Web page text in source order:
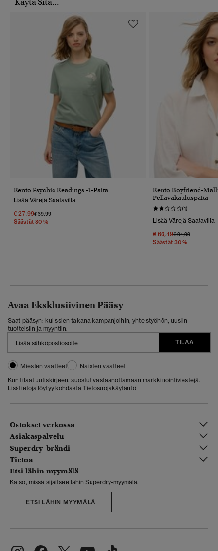
Käytä Sitä...
Rento Psychic Readings -T-Paita
Lisää Värejä Saatavilla
€ 27,99Hinta Alennettu Hinnasta
€ 39,99Hintaan
Säästät 30 %
Rento Boyfriend-
Pellavakauluspaita
(1)
Lisää Värejä Saatavilla
€ 66,49Hinta Alennettu
€ 94,99Hintaan
Säästät 30 %
Avaa Eksklusiivinen Pääsy
Saat pääsyn: kulissien takana kampanjoihin, yhteistyöhön, uusiin
tuotteisiin ja myyntiin.
TILAA
Miesten vaatteet
Naisten vaatteet
Kun tilaat uutiskirjeen, suostut vastaanottamaan markkinointiviestejä.
Lisätietoja löytyy kohdasta Tietosuojakäytäntö
Ostokset verkossa
Asiakaspalvelu
Superdry-brändi
Tietoa
Etsi lähin myymälä
Katso, missä sijaitsee lähin Superdry-myymälä.
ETSI LÄHIN MYYMÄLÄ